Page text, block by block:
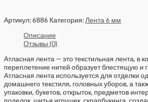
Артикул:6886 Категория: Лента 6 мм
Описание
Отзывы (0)
Атласная лента — это текстильная лента, в
переплетение нитей образует блестящую и
Атласная лента используется для отделки
домашнего текстиля, головных уборов, а
упаковки, букетов, открыток, предметов
поделок, шитья игрушек, скрапбукинга,